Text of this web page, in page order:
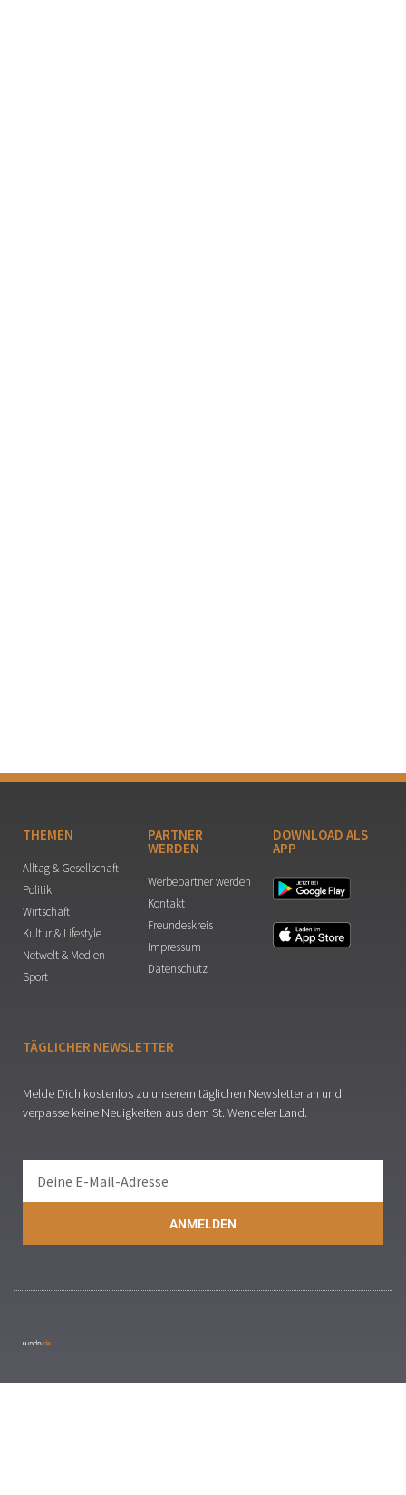
THEMEN
Alltag & Gesellschaft
Politik
Wirtschaft
Kultur & Lifestyle
Netwelt & Medien
Sport
PARTNER
WERDEN
Werbepartner werden
Kontakt
Freundeskreis
Impressum
Datenschutz
DOWNLOAD ALS
APP
TÄGLICHER NEWSLETTER
Melde Dich kostenlos zu unserem täglichen Newsletter an und
verpasse keine Neuigkeiten aus dem St. Wendeler Land.
ANMELDEN